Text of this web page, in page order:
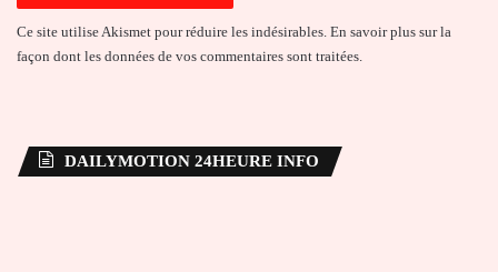
Ce site utilise Akismet pour réduire les indésirables. En savoir plus sur la
façon dont les données de vos commentaires sont traitées
DAILYMOTION 24HEURE INFO